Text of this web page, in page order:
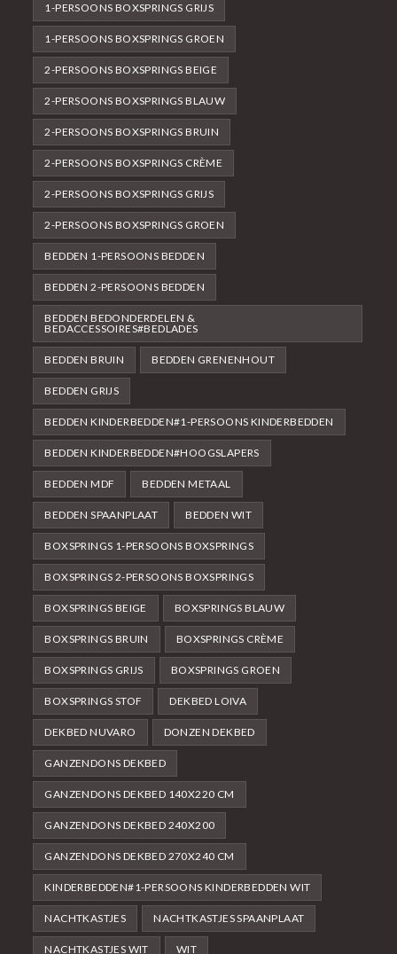
1-PERSOONS BOXSPRINGS GRIJS
1-PERSOONS BOXSPRINGS GROEN
2-PERSOONS BOXSPRINGS BEIGE
2-PERSOONS BOXSPRINGS BLAUW
2-PERSOONS BOXSPRINGS BRUIN
2-PERSOONS BOXSPRINGS CRÈME
2-PERSOONS BOXSPRINGS GRIJS
2-PERSOONS BOXSPRINGS GROEN
BEDDEN 1-PERSOONS BEDDEN
BEDDEN 2-PERSOONS BEDDEN
BEDDEN BEDONDERDELEN &
BEDACCESSOIRES#BEDLADES
BEDDEN BRUIN BEDDEN GRENENHOUT
BEDDEN GRIJS
BEDDEN KINDERBEDDEN#1-PERSOONS KINDERBEDDEN
BEDDEN KINDERBEDDEN#HOOGSLAPERS
BEDDEN MDF BEDDEN METAAL
BEDDEN SPAANPLAAT BEDDEN WIT
BOXSPRINGS 1-PERSOONS BOXSPRINGS
BOXSPRINGS 2-PERSOONS BOXSPRINGS
BOXSPRINGS BEIGE BOXSPRINGS BLAUW
BOXSPRINGS BRUIN BOXSPRINGS CRÈME
BOXSPRINGS GRIJS BOXSPRINGS GROEN
BOXSPRINGS STOF DEKBED LOIVA
DEKBED NUVARO DONZEN DEKBED
GANZENDONS DEKBED
GANZENDONS DEKBED 140X220 CM
GANZENDONS DEKBED 240X200
GANZENDONS DEKBED 270X240 CM
KINDERBEDDEN#1-PERSOONS KINDERBEDDEN WIT
NACHTKASTJES NACHTKASTJES SPAANPLAAT
NACHTKASTJES WIT WIT